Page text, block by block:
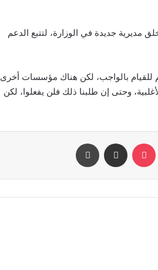
مديرية جديدة في الوزارة، لتتبع الدعم
للقيام بالواجب، لكن هناك مؤسسات أخرى
وحتى إن طلبنا ذلك فلن يفعلوا، لكن
Odnoklassniki
‫Pocket مشاركة عبر البريد